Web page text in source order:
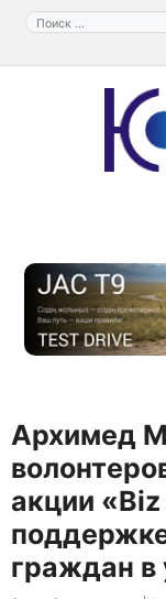
Перейти
содержимому
Поиск:
Архимед
акции
граждан в